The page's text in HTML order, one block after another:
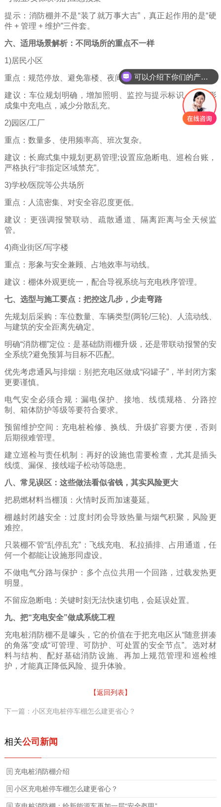
提示：消防棚并不是“装了就万事大吉”，真正起作用的是“硬
件 + 管理 + 维护”三件套。
六、适用场景解析：不同场所的重点不一样
1)居民小区
重点：规范停放、避免靠楼、夜间管理、降低飞线充电。
建议：车位规划明确，增加照明、监控与提示标识，尽量形
成集中充电点，减少分散乱充。
2)园区/工厂
重点：数量多、使用频率高、班次复杂。
建议：长廊式集中规划更易管理;设置应急断电、巡检台账，
严格执行“非指定区域禁充”。
3)学校/医院等公共场所
重点：人流密集、对安全容忍度更低。
建议：更强调报警联动、疏散通道、隔离距离与全天候监
管。
4)商业街区/写字楼
重点：形象与安全兼顾、占地效率与动线。
建议：棚体外观更统一，配合导视系统与充电秩序管理。
七、选型与施工要点：把控这几步，少走弯路
先规划后采购：车位数量、车辆类型(两轮/三轮)、人流动线、
与建筑的安全距离先确定。
明确“消防棚”定位：是基础防雨棚升级，还是带联动报警的安
全系统?避免预算与目标不匹配。
优先考虑通风与排烟：别把充电区做成“闷罐子”，半封闭方案
更要谨慎。
电气安全必须合规：漏电保护、接地、线缆规格、分路控
制、箱体防护等级等要符合要求。
预留维护空间：充电桩检修、换线、升级扩容要方便，否则
后期很难管理。
建立巡检与责任机制：再好的设施也需要检查，尤其是插头
线缆、漏保、接线端子松动等隐患。
八、常见误区：这些做法看似省钱，其实风险更大
把易燃材料当棚顶：火情时反而加速蔓延。
棚越封闭越安全：过度封闭会导致热量与烟气积聚，风险更
难控。
只装棚不管“乱停乱充”：飞线充电、私拉插排、占用通道，任
何一个都能让设施形同虚设。
不做电气分路与保护：多个点位共用一个回路，过载发热更
明显。
不留应急断电：关键时刻无法快速切电，会延误处置。
九、把“充电安全”做成系统工程
充电桩消防棚不是噱头，它的价值在于把充电区从“随意拼凑
的角落”变成“可管理、可防护、可处置的安全节点”。选对材
料与结构、配好基础消防设施、再加上规范管理和巡检维
护，才能真正降低风险、提升体验。
【返回列表】
下一篇：小区充电桩停车棚怎么建更省心？
相关公司新闻
充电桩消防棚介绍
小区充电桩停车棚怎么建更省心？
可以介绍下你们的产品么
你们是怎么收费的呢